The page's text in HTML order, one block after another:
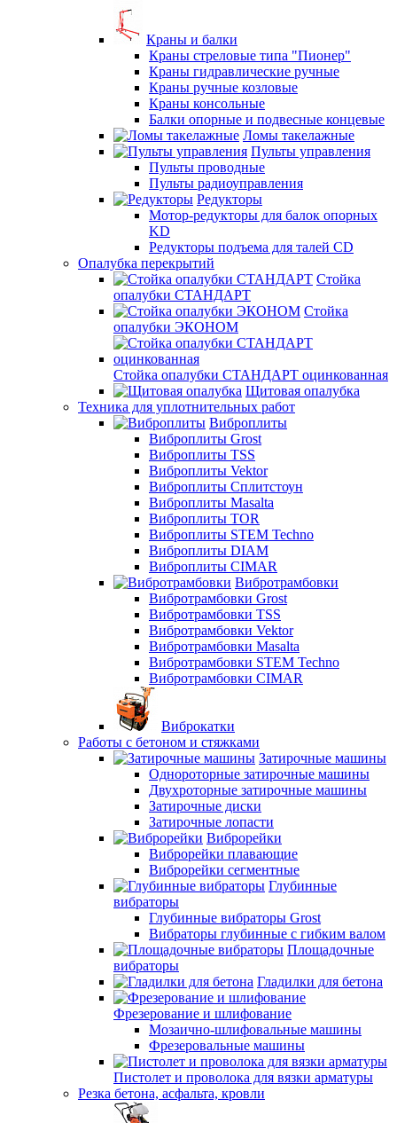
Краны и балки
Краны стреловые типа "Пионер"
Краны гидравлические ручные
Краны ручные козловые
Краны консольные
Балки опорные и подвесные концевые
Ломы такелажные
Пульты управления
Пульты проводные
Пульты радиоуправления
Редукторы
Мотор-редукторы для балок опорных
KD
Редукторы подъема для талей CD
Опалубка перекрытий
Стойка
опалубки СТАНДАРТ
Стойка
опалубки ЭКОНОМ
Стойка опалубки СТАНДАРТ оцинкованная
Щитовая опалубка
Техника для уплотнительных работ
Виброплиты
Виброплиты Grost
Виброплиты TSS
Виброплиты Vektor
Виброплиты Сплитстоун
Виброплиты Masalta
Виброплиты TOR
Виброплиты STEM Techno
Виброплиты DIAM
Виброплиты CIMAR
Вибротрамбовки
Вибротрамбовки Grost
Вибротрамбовки TSS
Вибротрамбовки Vektor
Вибротрамбовки Masalta
Вибротрамбовки STEM Techno
Вибротрамбовки CIMAR
Виброкатки
Работы с бетоном и стяжками
Затирочные машины
Однороторные затирочные машины
Двухроторные затирочные машины
Затирочные диски
Затирочные лопасти
Виброрейки
Виброрейки плавающие
Виброрейки сегментные
Глубинные
вибраторы
Глубинные вибраторы Grost
Вибраторы глубинные с гибким валом
Площадочные
вибраторы
Гладилки для бетона
Фрезерование и шлифование
Мозаично-шлифовальные машины
Фрезеровальные машины
Пистолет и проволока для вязки арматуры
Резка бетона, асфальта, кровли